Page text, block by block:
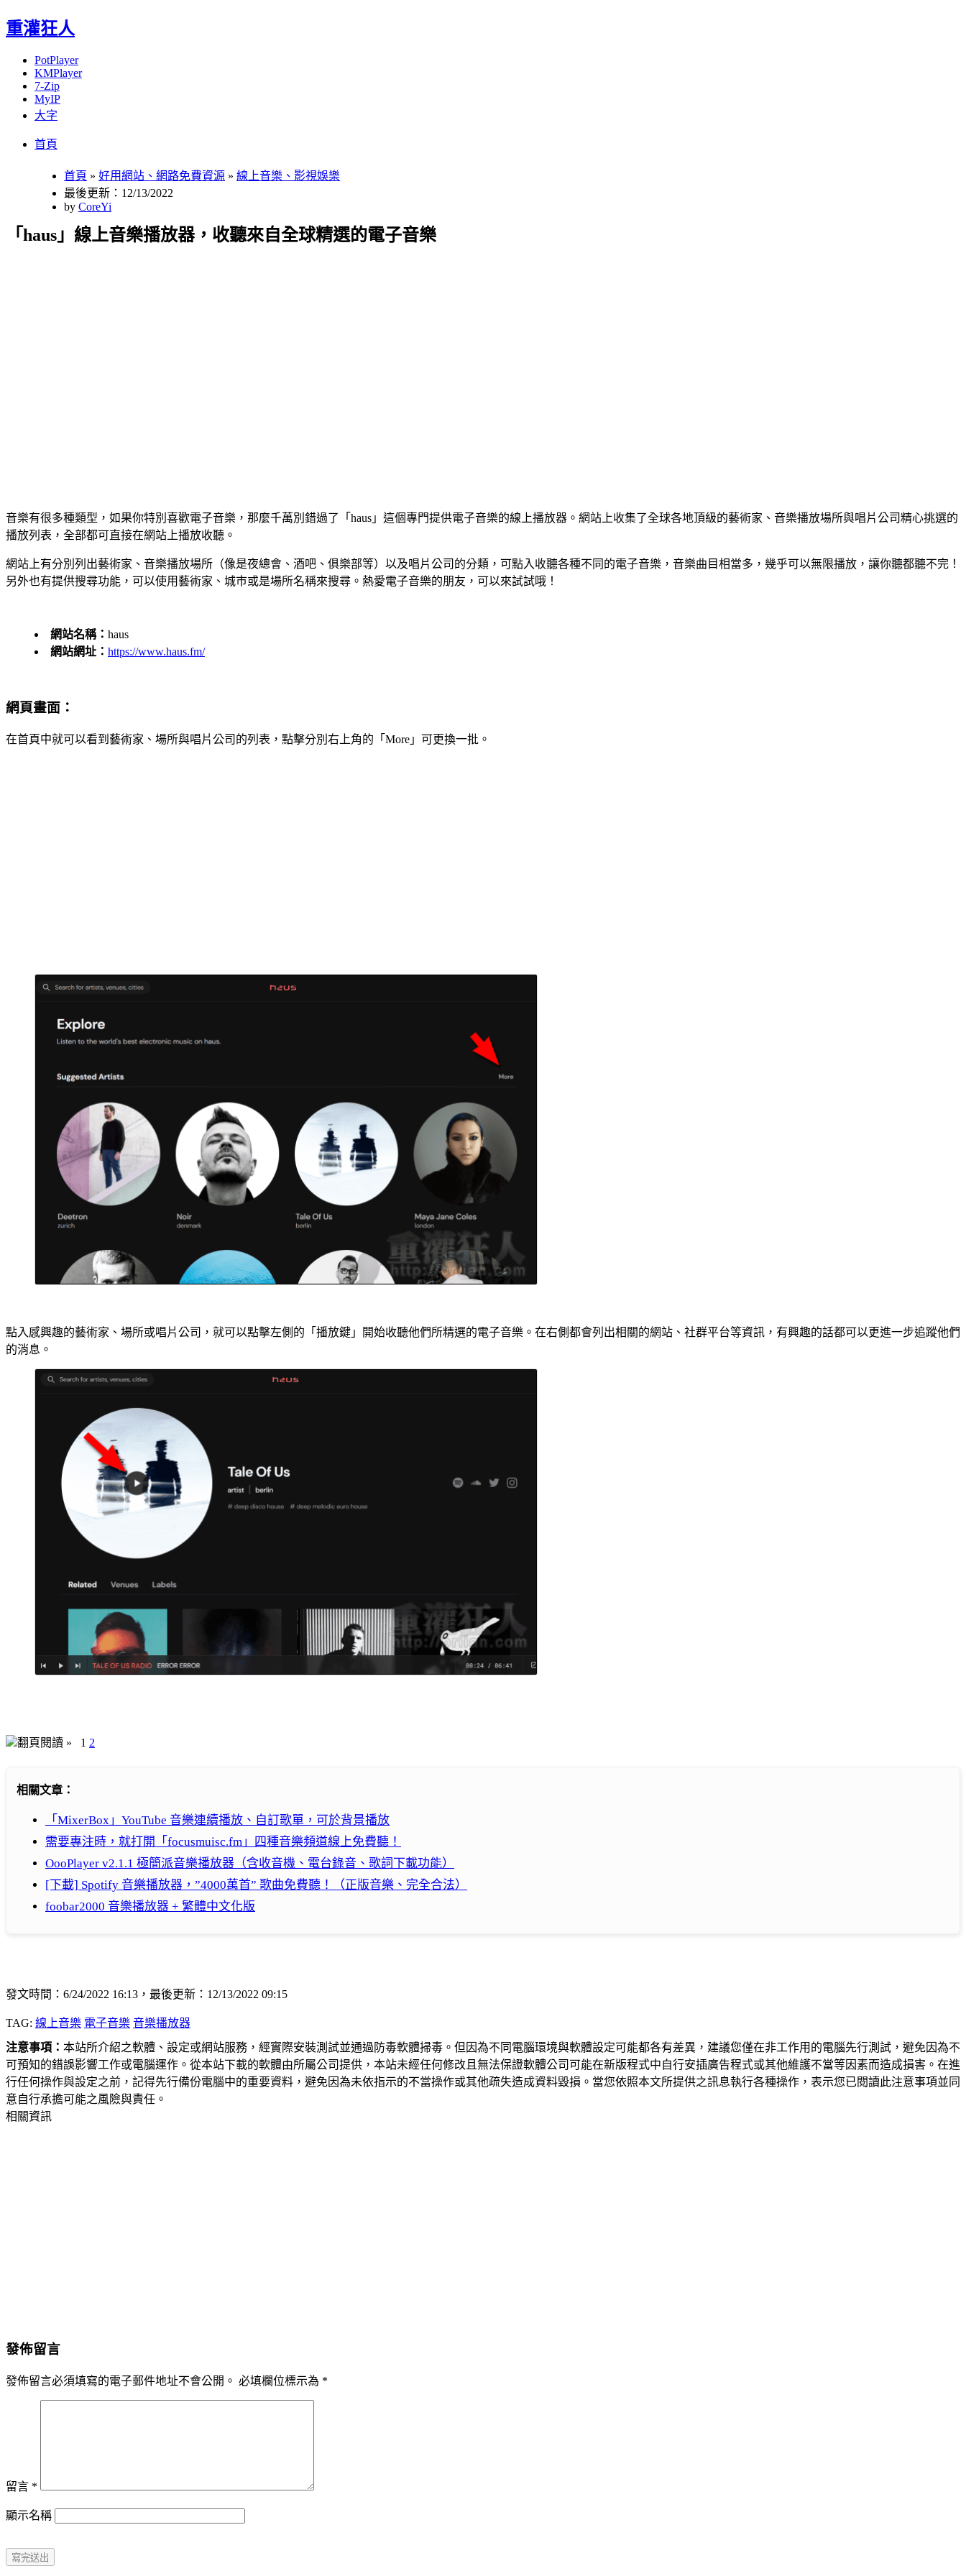
重灌狂人
PotPlayer
KMPlayer
7-Zip
MyIP
大字
首頁
首頁 » 好用網站、網路免費資源 » 線上音樂、影視娛樂
最後更新：12/13/2022
by CoreYi
「haus」線上音樂播放器，收聽來自全球精選的電子音樂
音樂有很多種類型，如果你特別喜歡電子音樂，那麼千萬別錯過了「haus」這個專門提供電子音樂的線上播放器。網站上收集了全球各地頂級的藝術家、音樂播放場所與唱片公司精心挑選的
播放列表，全部都可直接在網站上播放收聽。
網站上有分別列出藝術家、音樂播放場所（像是夜總會、酒吧、俱樂部等）以及唱片公司的分類，可點入收聽各種不同的電子音樂，音樂曲目相當多，幾乎可以無限播放，讓你聽都聽不完！
另外也有提供搜尋功能，可以使用藝術家、城巿或是場所名稱來搜尋。熱愛電子音樂的朋友，可以來試試哦！
網站名稱： haus
網站網址： https://www.haus.fm/
網頁畫面：
在首頁中就可以看到藝術家、場所與唱片公司的列表，點擊分別右上角的「More」可更換一批。
點入感興趣的藝術家、場所或唱片公司，就可以點擊左側的「播放鍵」開始收聽他們所精選的電子音樂。在右側都會列出相關的網站、社群平台等資訊，有興趣的話都可以更進一步追蹤他們
的消息。
翻頁閱讀 » 1 2
相關文章：
「MixerBox」YouTube 音樂連續播放、自訂歌單，可於背景播放
需要專注時，就打開「focusmuisc.fm」四種音樂頻道線上免費聽！
OooPlayer v2.1.1 極簡派音樂播放器（含收音機、電台錄音、歌詞下載功能）
[下載] Spotify 音樂播放器，”4000萬首” 歌曲免費聽！（正版音樂、完全合法）
foobar2000 音樂播放器 + 繁體中文化版
發文時間：6/24/2022 16:13，最後更新：12/13/2022 09:15
TAG: 線上音樂 電子音樂 音樂播放器
注意事項： 本站所介紹之軟體、設定或網站服務，經實際安裝測試並通過防毒軟體掃毒。但因為不同電腦環境與軟體設定可能都各有差異，建議您僅在非工作用的電腦先行測試，避免因為不
可預知的錯誤影響工作或電腦運作。從本站下載的軟體由所屬公司提供，本站未經任何修改且無法保證軟體公司可能在新版程式中自行安插廣告程式或其他維護不當等因素而造成損害。在進
行任何操作與設定之前，記得先行備份電腦中的重要資料，避免因為未依指示的不當操作或其他疏失造成資料毀損。當您依照本文所提供之訊息執行各種操作，表示您已閱讀此注意事項並同
意自行承擔可能之風險與責任。
相關資訊
發佈留言
發佈留言必須填寫的電子郵件地址不會公開。 必填欄位標示為 *
留言 *
顯示名稱